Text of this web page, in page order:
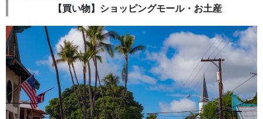
【買い物】ショッピングモール・お土産